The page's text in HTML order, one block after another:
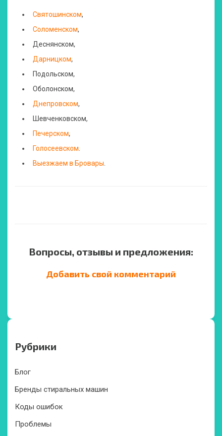
Святошинском,
Соломенском,
Деснянском,
Дарницком,
Подольском,
Оболонском,
Днепровском,
Шевченковском,
Печерском,
Голосеевском
Выезжаем в Бровары
Вопросы, отзывы и предложения:
Добавить свой комментарий
Рубрики
Блог
Бренды стиральных машин
Коды ошибок
Проблемы